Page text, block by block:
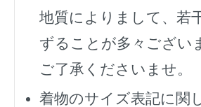
地質によりまして、若
ずることが多々ござい
ご了承くださいませ。
着物のサイズ表記に関